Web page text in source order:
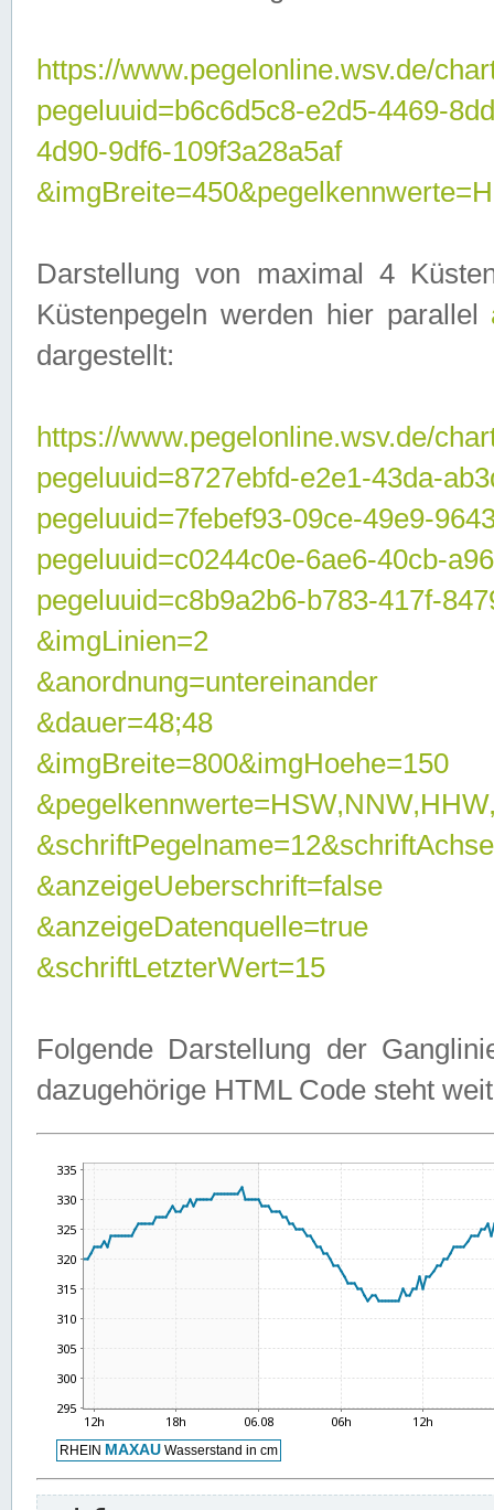
https://www.pegelonline.wsv.de/
pegeluuid=b6c6d5c8-e2d5-4469-
4d90-9df6-109f3a28a5af
Darstellung von maximal 4
Küstenpegeln werden hier parallel
dargestellt:
https://www.pegelonline.wsv.de/
pegeluuid=8727ebfd-e2e1-43da-
pegeluuid=7febef93-09ce-49e9-
pegeluuid=c0244c0e-6ae6-40cb-
pegeluuid=c8b9a2b6-b783-417f-
&imgLinien=2
&anordnung=untereinander
&dauer=48;48
&imgBreite=800&imgHoehe=150
&anzeigeUeberschrift=false
&anzeigeDatenquelle=true
&schriftLetzterWert=15
Folgende Darstellung der
dazugehörige HTML Code steht